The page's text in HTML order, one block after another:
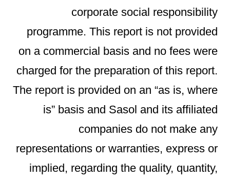
corporate social responsibility
programme. This report is not provided
on a commercial basis and no fees were
charged for the preparation of this report.
The report is provided on an “as is, where
is” basis and Sasol and its affiliated
companies do not make any
representations or warranties, express or
implied, regarding the quality, quantity,